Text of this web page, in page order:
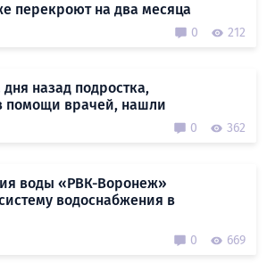
перекроют на два месяца
0 212
назад подростка,
помощи врачей, нашли
0 362
воды «РВК-Воронеж»
водоснабжения в
0 669